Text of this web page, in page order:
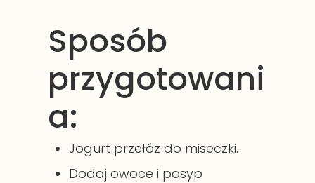
Sposób
przygotowani
a:
Jogurt przełóż do miseczki.
Dodaj owoce i posyp